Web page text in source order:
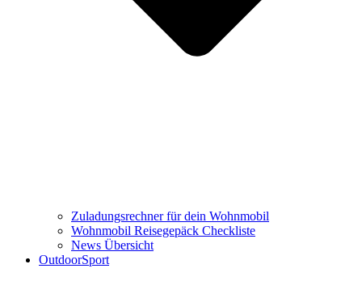
Zuladungsrechner für dein Wohnmobil
Wohnmobil Reisegepäck Checkliste
News Übersicht
OutdoorSport